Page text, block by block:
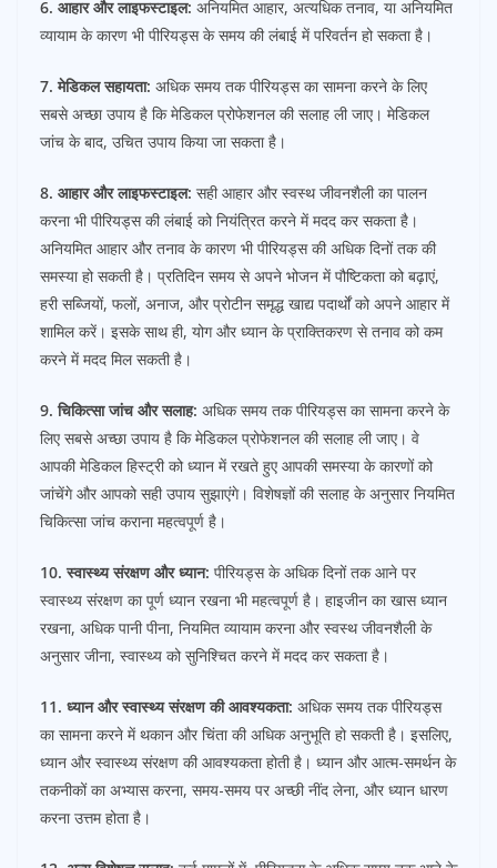
6. आहार और लाइफस्टाइल: अनियमित आहार, अत्यधिक तनाव, या अनियमित
व्यायाम के कारण भी पीरियड्स के समय की लंबाई में परिवर्तन हो सकता है।
7. मेडिकल सहायता: अधिक समय तक पीरियड्स का सामना करने के लिए
सबसे अच्छा उपाय है कि मेडिकल प्रोफेशनल की सलाह ली जाए। मेडिकल
जांच के बाद, उचित उपाय किया जा सकता है।
8. आहार और लाइफस्टाइल: सही आहार और स्वस्थ जीवनशैली का पालन
करना भी पीरियड्स की लंबाई को नियंत्रित करने में मदद कर सकता है।
अनियमित आहार और तनाव के कारण भी पीरियड्स की अधिक दिनों तक की
समस्या हो सकती है। प्रतिदिन समय से अपने भोजन में पौष्टिकता को बढ़ाएं,
हरी सब्जियों, फलों, अनाज, और प्रोटीन समृद्ध खाद्य पदार्थों को अपने आहार में
शामिल करें। इसके साथ ही, योग और ध्यान के प्राक्तिकरण से तनाव को कम
करने में मदद मिल सकती है।
9. चिकित्सा जांच और सलाह: अधिक समय तक पीरियड्स का सामना करने के
लिए सबसे अच्छा उपाय है कि मेडिकल प्रोफेशनल की सलाह ली जाए। वे
आपकी मेडिकल हिस्ट्री को ध्यान में रखते हुए आपकी समस्या के कारणों को
जांचेंगे और आपको सही उपाय सुझाएंगे। विशेषज्ञों की सलाह के अनुसार नियमित
चिकित्सा जांच कराना महत्वपूर्ण है।
10. स्वास्थ्य संरक्षण और ध्यान: पीरियड्स के अधिक दिनों तक आने पर
स्वास्थ्य संरक्षण का पूर्ण ध्यान रखना भी महत्वपूर्ण है। हाइजीन का खास ध्यान
रखना, अधिक पानी पीना, नियमित व्यायाम करना और स्वस्थ जीवनशैली के
अनुसार जीना, स्वास्थ्य को सुनिश्चित करने में मदद कर सकता है।
11. ध्यान और स्वास्थ्य संरक्षण की आवश्यकता: अधिक समय तक पीरियड्स
का सामना करने में थकान और चिंता की अधिक अनुभूति हो सकती है। इसलिए,
ध्यान और स्वास्थ्य संरक्षण की आवश्यकता होती है। ध्यान और आत्म-समर्थन के
तकनीकों का अभ्यास करना, समय-समय पर अच्छी नींद लेना, और ध्यान धारण
करना उत्तम होता है।